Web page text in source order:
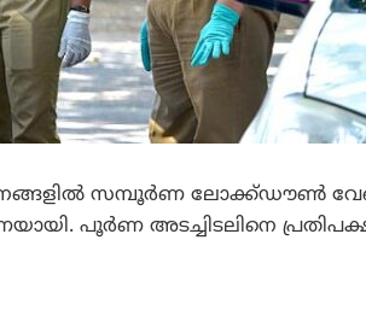
സമ്പൂര്‍ണ ലോക്ക്ഡൗണ്‍
പൂര്‍ണ അടച്ചിടലിനെ